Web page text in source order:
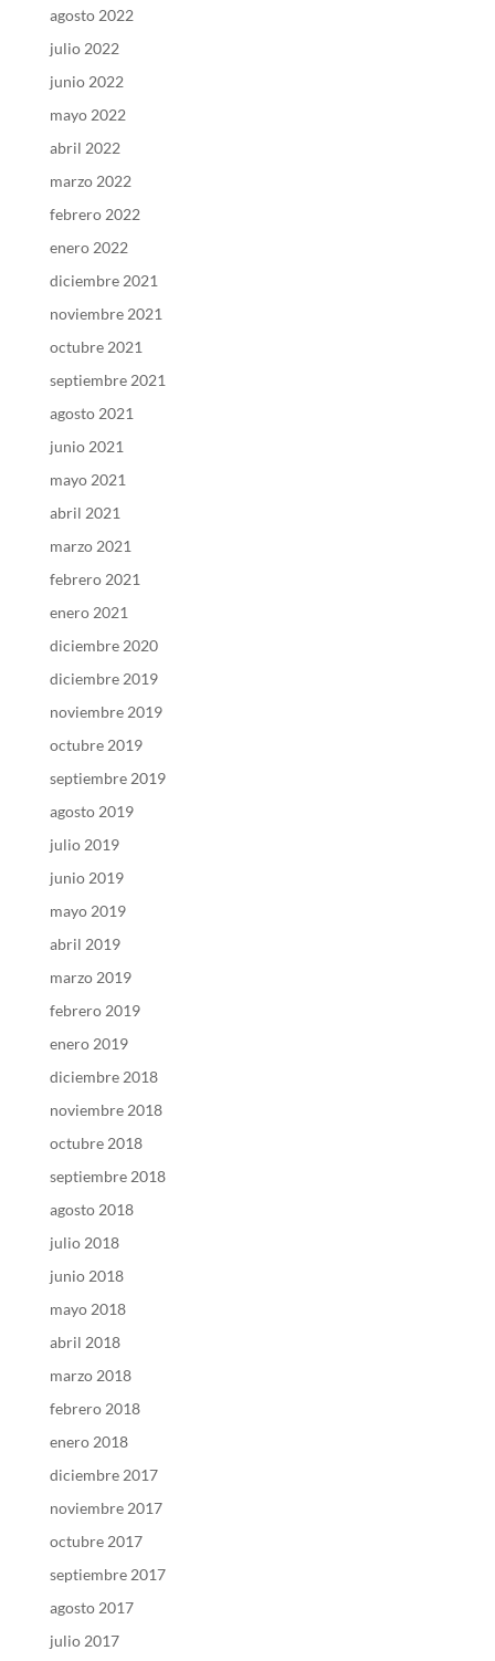
agosto 2022
julio 2022
junio 2022
mayo 2022
abril 2022
marzo 2022
febrero 2022
enero 2022
diciembre 2021
noviembre 2021
octubre 2021
septiembre 2021
agosto 2021
junio 2021
mayo 2021
abril 2021
marzo 2021
febrero 2021
enero 2021
diciembre 2020
diciembre 2019
noviembre 2019
octubre 2019
septiembre 2019
agosto 2019
julio 2019
junio 2019
mayo 2019
abril 2019
marzo 2019
febrero 2019
enero 2019
diciembre 2018
noviembre 2018
octubre 2018
septiembre 2018
agosto 2018
julio 2018
junio 2018
mayo 2018
abril 2018
marzo 2018
febrero 2018
enero 2018
diciembre 2017
noviembre 2017
octubre 2017
septiembre 2017
agosto 2017
julio 2017